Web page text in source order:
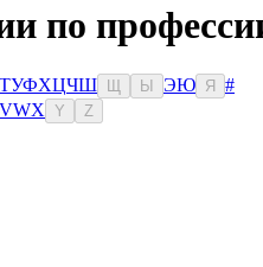
по
ТУФХЦЧШ Ы ЭЮ Я
#
VWX Y Z